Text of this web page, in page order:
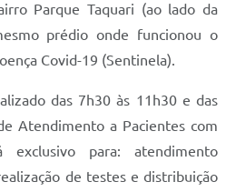
Parque Taquari (ao lado da
prédio onde funcionou o
Covid-19 (Sentinela).
das 7h30 às 11h30 e das
Atendimento a Pacientes com
exclusivo para: atendimento
de testes e distribuição